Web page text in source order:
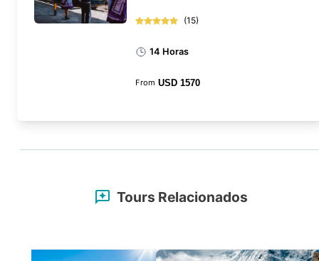
(15)
14 Horas
From USD 1570
Tours Relacionados